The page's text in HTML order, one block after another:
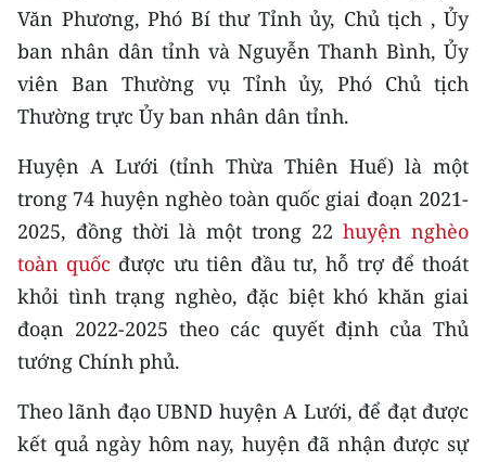
Video
Media Chính trị
Media Kinh tế
Media Văn hóa
Media Xã hội
Media Pháp luật
Media Du lịch
Media Thế giới
Media Giáo dục
Văn Phương, Phó Bí thư Tỉnh ủy, Chủ tịch , Ủy
ban nhân dân tỉnh và Nguyễn Thanh Bình, Ủy
viên Ban Thường vụ Tỉnh ủy, Phó Chủ tịch
Thường trực Ủy ban nhân dân tỉnh.
Huyện A Lưới (tỉnh Thừa Thiên Huế) là một
trong 74 huyện nghèo toàn quốc giai đoạn 2021-
2025, đồng thời là một trong 22 huyện nghèo
toàn quốc được ưu tiên đầu tư, hỗ trợ để thoát
khỏi tình trạng nghèo, đặc biệt khó khăn giai
đoạn 2022-2025 theo các quyết định của Thủ
tướng Chính phủ.
Theo lãnh đạo UBND huyện A Lưới, để đạt được
kết quả ngày hôm nay, huyện đã nhận được sự